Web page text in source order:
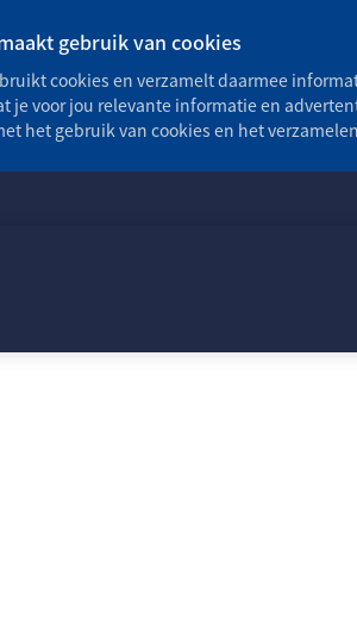
gebruik van cookies
cookies en verzamelt daarmee
je voor jou relevante informatie en
het gebruik van cookies en het